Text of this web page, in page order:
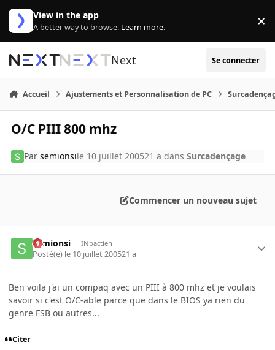
Aller au contenu
View in the app
A better way to browse. Learn more. ×
Next Se connecter
Accueil Ajustements et Personnalisation de PC
O/C PIII 800 mhz
Parsemionsile 10 juillet 200521 a dansSurcadençage
Commencer un nouveau sujet
semionsi INpactien
Posté(e) le 10 juillet 200521 a
Ben voila j'ai un compaq avec un PIII à 800 mhz et je voulais
savoir si c'est O/C-able parce que dans le BIOS ya rien du
genre FSB ou autres...
Citer